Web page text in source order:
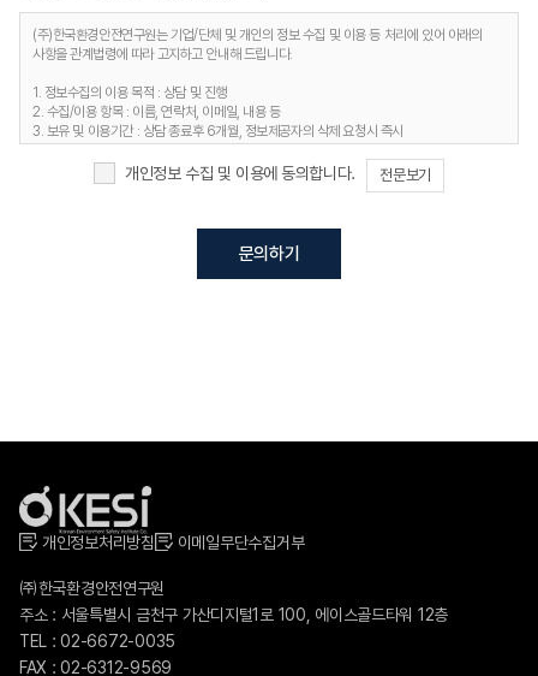
(주)한국환경안전연구원는 기업/단체 및 개인의 정보 수집 및 이용 등 처리에 있어 아래의
사항을 관계법령에 따라 고지하고 안내해 드립니다.
1. 정보수집의 이용 목적 : 상담 및 진행
2. 수집/이용 항목 : 이름, 연락처, 이메일, 내용 등
3. 보유 및 이용기간 : 상담 종료후 6개월, 정보제공자의 삭제 요청시 즉시
개인정보 수집 및 이용에 동의합니다. 전문보기
개인정보처리방침 이메일무단수집거부
㈜한국환경안전연구원
주소 : 서울특별시 금천구 가산디지털1로 100, 에이스골드타워 12층
TEL : 02-6672-0035
FAX : 02-6312-9569